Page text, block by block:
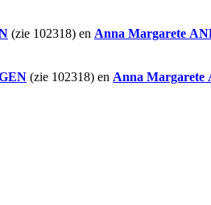
(zie 102318) en Anna Margarete
(zie 102318) en Anna Margarete